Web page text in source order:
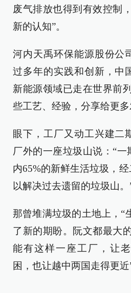
废气排放也得到有效控制
新的认知”。
河内天禹环保能源股份公
过多年的实践和创新，中
新能源领域已走在世界前
些工艺、经验，分享给更
眼下，工厂又动工兴建二
厂外的一座垃圾山说：“
内65%的新鲜生活垃圾，
以解决过去遗留的垃圾山。
那曾堆满垃圾的土地上，“
了新的期盼。阮文都最大
能有这样一座工厂，让
困，也让越中两国走得更近”